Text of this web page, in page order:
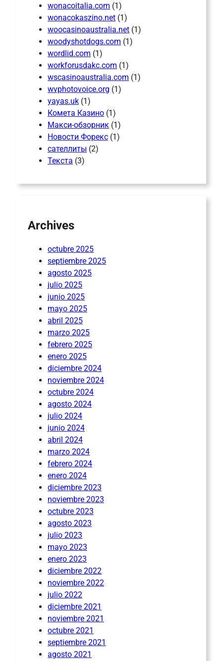
wonacoitalia.com (1)
wonacokaszino.net (1)
woocasinoaustralia.net (1)
woodyshotdogs.com (1)
wordlid.com (1)
workforusdakc.com (1)
wscasinoaustralia.com (1)
wvphotovoice.org (1)
yayas.uk (1)
Комета Казино (1)
Макси-обзорник (1)
Новости Форекс (1)
сателлиты (2)
Текста (3)
Archives
octubre 2025
septiembre 2025
agosto 2025
julio 2025
junio 2025
mayo 2025
abril 2025
marzo 2025
febrero 2025
enero 2025
diciembre 2024
noviembre 2024
octubre 2024
agosto 2024
julio 2024
junio 2024
abril 2024
marzo 2024
febrero 2024
enero 2024
diciembre 2023
noviembre 2023
octubre 2023
agosto 2023
julio 2023
mayo 2023
enero 2023
diciembre 2022
noviembre 2022
julio 2022
diciembre 2021
noviembre 2021
octubre 2021
septiembre 2021
agosto 2021